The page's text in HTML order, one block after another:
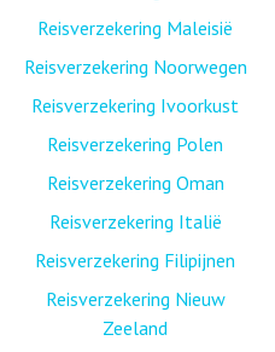
Reisverzekering Maleisië
Reisverzekering Noorwegen
Reisverzekering Ivoorkust
Reisverzekering Polen
Reisverzekering Oman
Reisverzekering Italië
Reisverzekering Filipijnen
Reisverzekering Nieuw
Zeeland